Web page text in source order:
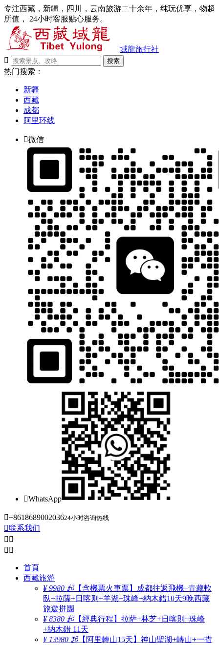
专注西藏，新疆，四川，云南旅游二十余年，纯玩优享，物超
所值， 24小时客服贴心服务。
域龍旅行社

搜索
热门搜索：
新疆
西藏
成都
阿里环线
微信
WhatsApp
+861868900203624小时咨询热线
联系我们
 
 
首頁
西藏旅游
¥ 9980 起【含機票火車票】成都往返飛機+青藏軟
臥+拉薩+日喀则+羊湖+珠峰+納木錯10天9晚西藏
旅遊拼團
¥ 8380 起【經典行程】拉萨+林芝+日喀則+珠峰
+納木錯 11天
¥ 13980 起【阿里轉山15天】神山聖湖+轉山+一措